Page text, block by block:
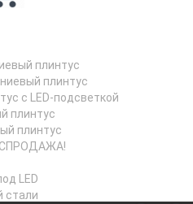
плинтус
плинтус
с LED-подсветкой
плинтус
плинтус
LED
стали